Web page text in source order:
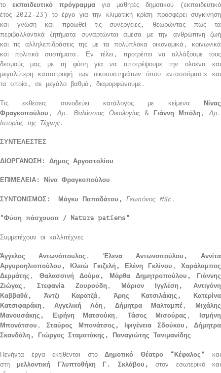
το εκπαιδευτικό πρόγραμμαγια μαθητές δημοτικού (εκπαιδευτικό
έτος 2022-23) το έργο για την κλιματική κρίση προσφέρει συγκίνηση
και γνώση και προωθεί τις συνέργειες, θεωρώντας πως τα
περιβαλλοντικά ζητήματα συναρτώνται άμεσα με την ανθρώπινη ζωή
και τις αλληλεπιδράσεις της με τα πολύπλοκα οικονομικά, κοινωνικά
και πολιτικά συστήματα. Εν τέλει, προτρέπει να αλλάξουμε τους
δεσμούς μας με τη φύση για να αποτρέψουμε την ολοένα και
μεγαλύτερη καταστροφή των οικοσυστημάτων όπου εντασσόμαστε και
τα οποία, σε μεγάλο βαθμό, διαμορφώνουμε.
Τις εκθέσεις συνοδεύει κατάλογος με κείμενα Νίνας
Φραγκοπούλου , Δρ. Θαλάσσιας Οικολογίας & Γιάννη Μπόλη ,Δρ.
Ιστορίας της Τέχνης .
ΣΥΝΤΕΛΕΣΤΕΣ
ΔΙΟΡΓΑΝΩΣΗ: Δήμος Αργοστολίου
ΕΠΙΜΕΛΕΙΑ: Νίνα Φραγκοπούλου
ΣΥΝΤΟΝΙΣΜΟΣ: Μάγκυ Παπαδάτου, Γεωπόνος MSc .
“Φύση πάσχουσα / Natura patiens ”
Συμμετέχουν οι καλλιτέχνες
Άγγελος Αντωνόπουλος , Έλενα Αντωνοπούλου, Αννίτα
Αργυροηλιοπούλου, Κλειώ Γκιζελή, Ελένη Γκλίνου , Χαράλαμπος
Δερμάτης ,
Θαλασσινή Δούμα, Μάρθα Δημητροπούλου, Γιάννης
Ζιώγας , ΣτεφανίaΖουρούδη ,
Μάριον Ιγγλέση, Αντιγόνη
Καββαθά,
Άντζι Καρατζά ,
Άρης Κατσιλάκης, Κατερίνα
Κατσιφαράκη , Αγγελική Λόη ,Δήμητρα Μαλταμπέ ,
Μιχάλης
Μανουσάκης,
Ειρήνη Ματσούκη , Τάσος Μισούρας ,
Ισμήνη
Μπονάτσου ,Σταύρος Μπονάτσος, Ιφιγένεια Σδούκου,
Δήμητρα
Σκανδάλη, Γιώργος Σταματάκης,
Παναγιώτης Τανιμανίδης
Πενήντα έργα εκτίθενται στοΔημοτικό Θέατρο “Κέφαλος” και
στη μελλοντική Γλυπτοθήκη Γ. Σκλάβου,στον εσωτερικό και